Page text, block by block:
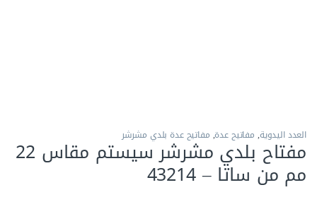
العدد اليدوية, مفاتيح عدة, مفاتيح عدة بلدي مشرشر
مفتاح بلدي مشرشر سيستم مقاس 22
مم من ساتا – 43214